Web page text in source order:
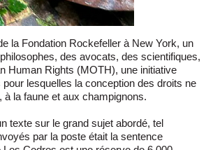
la Fondation Rockefeller à New York, un
des avocats, des scientifiques,
Human Rights (MOTH), une initiative
lesquelles la conception des droits ne
la faune et aux champignons.
texte sur le grand sujet abordé, tel
par la poste était la sentence